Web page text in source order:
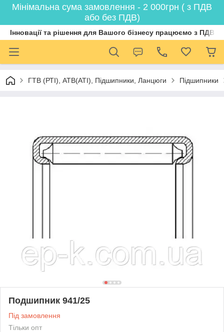
Мінімальна сума замовлення - 2 000грн ( з ПДВ
або без ПДВ)
Інновації та рішення для Вашого бізнесу працюємо з ПДВ
ГТВ (РТI), АТВ(АТI), Пiдшипники, Ланцюги Підшипники
Подшипник 941/25
Під замовлення
Тільки опт